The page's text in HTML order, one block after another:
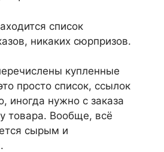
список
никаких сюрпризов.
купленные
просто список, ссылок
иногда нужно с заказа
товара. Вообще, всё
сырым и